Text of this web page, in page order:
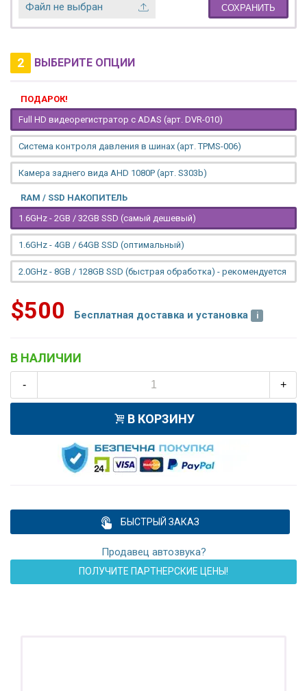
Файл не выбран СОХРАНИТЬ
2 ВЫБЕРИТЕ ОПЦИИ
ПОДАРОК!
Full HD видеорегистратор с ADAS (арт. DVR-010)
Система контроля давления в шинах (арт. TPMS-006)
Камера заднего вида AHD 1080P (арт. S303b)
RAM / SSD НАКОПИТЕЛЬ
1.6GHz - 2GB / 32GB SSD (самый дешевый)
1.6GHz - 4GB / 64GB SSD (оптимальный)
2.0GHz - 8GB / 128GB SSD (быстрая обработка) - рекомендуется
$500 Бесплатная доставка и установка
В НАЛИЧИИ
- +
В КОРЗИНУ
БЫСТРЫЙ ЗАКАЗ
Продавец автозвука?
ПОЛУЧИТЕ ПАРТНЕРСКИЕ ЦЕНЫ!